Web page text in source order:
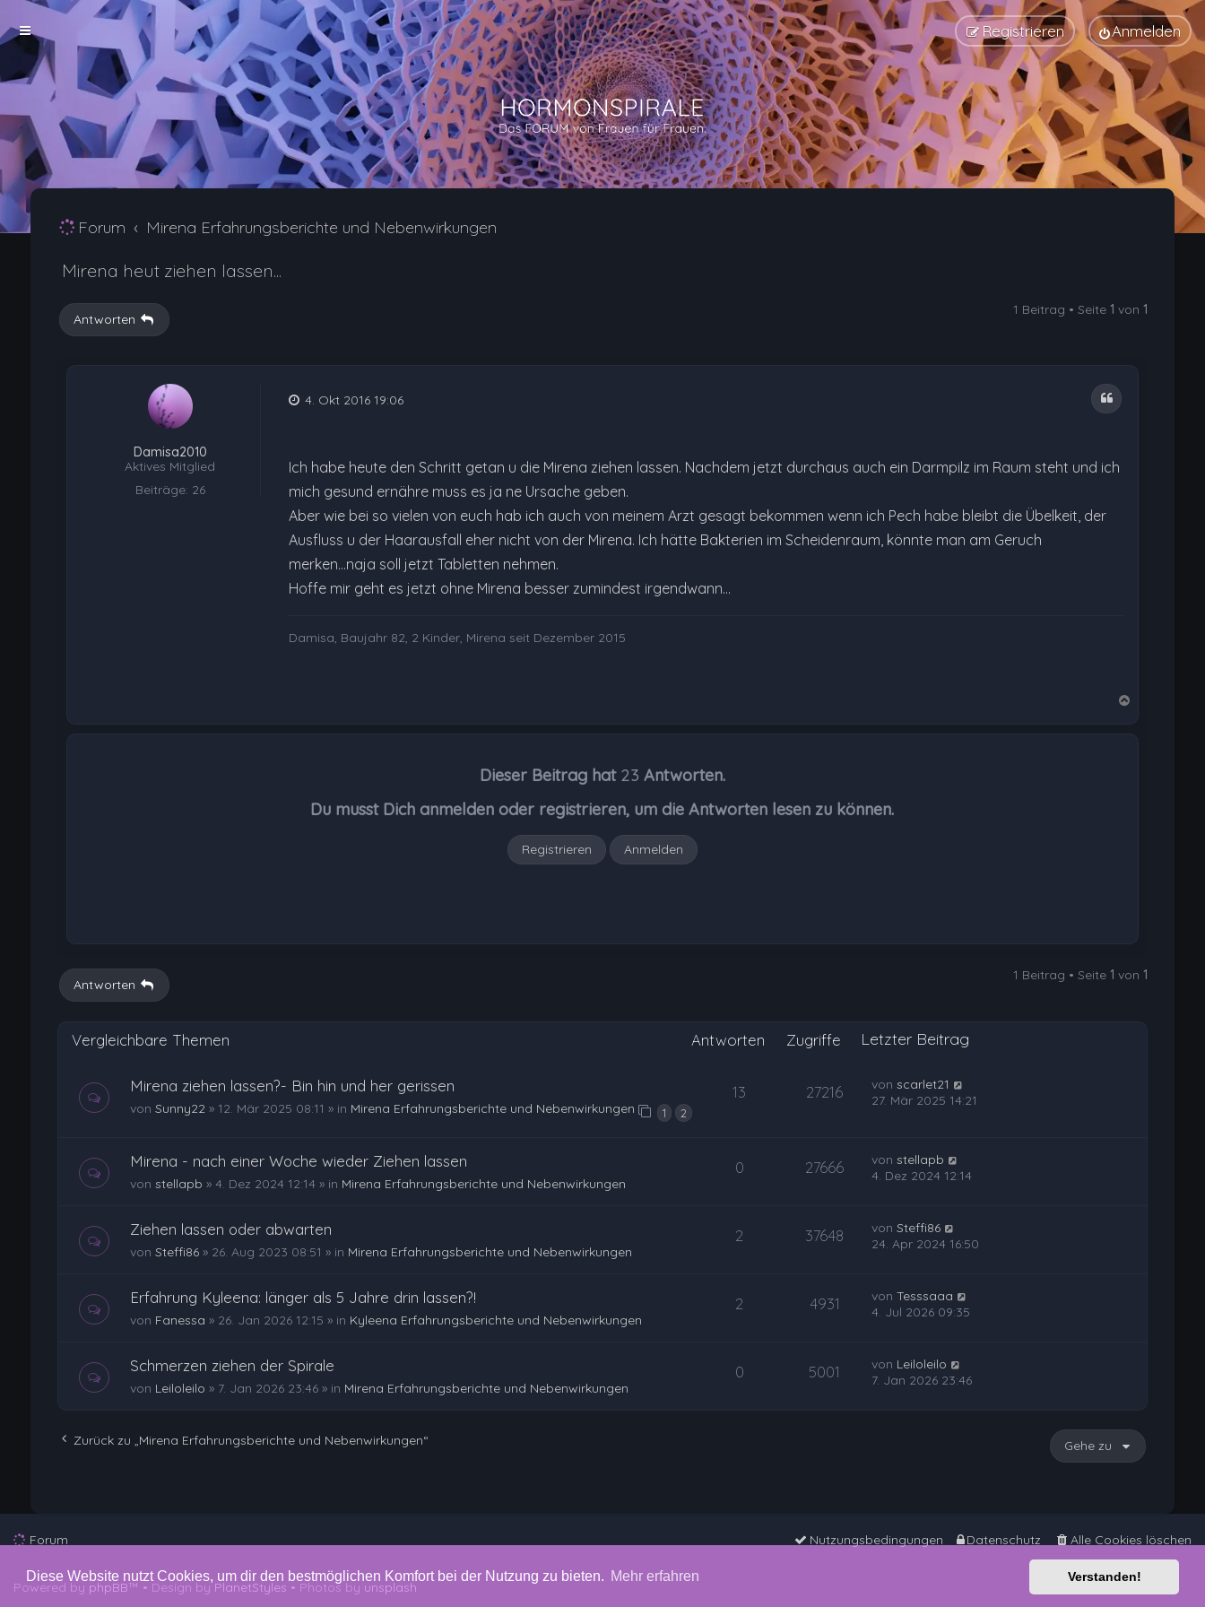
Diese Website nutzt Cookies, um dir den bestmöglichen Komfort bei der Nutzung zu bieten. Mehr erfahren Verstanden!
Anmelden
Registrieren
Forum Mirena Erfahrungsberichte und Nebenwirkungen
Mirena heut ziehen lassen...
Antworten
1 Beitrag • Seite1 von1
Damisa2010
Aktives Mitglied
Beiträge: 26
Zitat
4. Okt 2016 19:06
Ich habe heute den Schritt getan u die Mirena ziehen lassen. Nachdem jetzt durchaus auch ein Darmpilz im Raum steht und ich
mich gesund ernähre muss es ja ne Ursache geben.
Aber wie bei so vielen von euch hab ich auch von meinem Arzt gesagt bekommen wenn ich Pech habe bleibt die Übelkeit, der
Ausfluss u der Haarausfall eher nicht von der Mirena. Ich hätte Bakterien im Scheidenraum, könnte man am Geruch
merken...naja soll jetzt Tabletten nehmen.
Hoffe mir geht es jetzt ohne Mirena besser zumindest irgendwann...
Damisa, Baujahr 82, 2 Kinder, Mirena seit Dezember 2015
Dieser Beitrag hat 23 Antworten.
Du musst Dich anmelden oder registrieren, um die Antworten lesen zu können.
Registrieren Anmelden
Antworten
1 Beitrag • Seite1 von1
Vergleichbare Themen Antworten Zugriffe Letzter Beitrag
Mirena ziehen lassen?- Bin hin und her gerissen
von Sunny22» 12. Mär 2025 08:11 » in Mirena Erfahrungsberichte und Nebenwirkungen 1 2
13 27216 vonscarlet21
27. Mär 2025 14:21
Mirena - nach einer Woche wieder Ziehen lassen
von stellapb » 4. Dez 2024 12:14 » in Mirena Erfahrungsberichte und Nebenwirkungen
0 27666 vonstellapb
4. Dez 2024 12:14
Ziehen lassen oder abwarten
von Steffi86» 26. Aug 2023 08:51 » in Mirena Erfahrungsberichte und Nebenwirkungen
2 37648 vonSteffi86
24. Apr 2024 16:50
Erfahrung Kyleena: länger als 5 Jahre drin lassen?!
von Fanessa » 26. Jan 2026 12:15 » in Kyleena Erfahrungsberichte und Nebenwirkungen
2 4931 vonTesssaaa
4. Jul 2026 09:35
Schmerzen ziehen der Spirale
von Leiloleilo » 7. Jan 2026 23:46» in Mirena Erfahrungsberichte und Nebenwirkungen
0 5001 von Leiloleilo
7. Jan 2026 23:46
Zurück zu „Mirena Erfahrungsberichte und Nebenwirkungen“ Gehe zu
Forum Alle Cookies löschen
Datenschutz
Nutzungsbedingungen
Powered by phpBB™ • Design byPlanetStyles • Photos by unsplash